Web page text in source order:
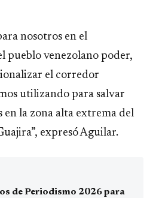
nosotros en el
pueblo venezolano poder,
el corredor
utilizando para salvar
en la zona alta extrema del
expresó Aguilar.
de Periodismo 2026 para